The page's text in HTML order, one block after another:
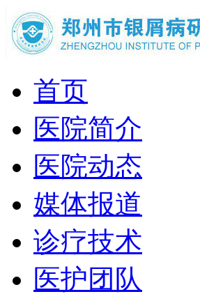
首页
医院简介
医院动态
媒体报道
诊疗技术
医护团队